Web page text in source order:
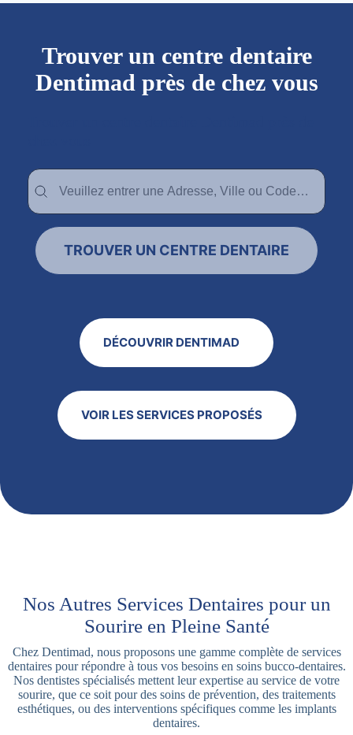
Trouver un centre dentaire
Dentimad près de chez vous
Trouver un centre dentaire Dentimad près de
Trouver un centre dentaire Dentimad près de chez vous
TROUVER UN CENTRE DENTAIRE
DÉCOUVRIR DENTIMAD
VOIR LES SERVICES PROPOSÉS
Nos Autres Services Dentaires pour un
Sourire en Pleine Santé
Chez Dentimad, nous proposons une gamme complète de services
dentaires pour répondre à tous vos besoins en soins bucco-dentaires.
Nos dentistes spécialisés mettent leur expertise au service de votre
sourire, que ce soit pour des soins de prévention, des traitements
esthétiques, ou des interventions spécifiques comme les implants
dentaires.